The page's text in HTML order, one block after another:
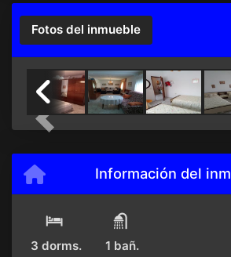
Fotos del inmueble
Previous
Información del
3 dorms. 1 bañ.